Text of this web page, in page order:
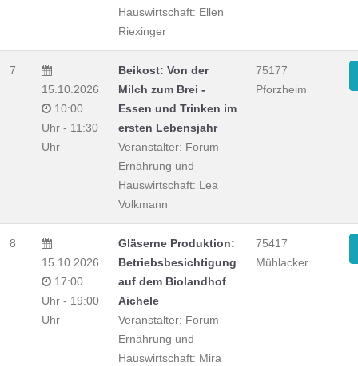
Hauswirtschaft: Ellen
Riexinger
7
15.10.2026
10:00
Uhr - 11:30
Uhr
Beikost: Von der
Milch zum Brei -
Essen und Trinken im
ersten Lebensjahr
Veranstalter: Forum
Ernährung und
Hauswirtschaft: Lea
Volkmann
75177
Pforzheim
8
15.10.2026
17:00
Uhr - 19:00
Uhr
Gläserne Produktion:
Betriebsbesichtigung
auf dem Biolandhof
Aichele
Veranstalter: Forum
Ernährung und
Hauswirtschaft: Mira
75417
Mühlacker